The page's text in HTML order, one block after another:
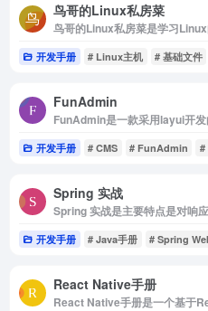
鸟哥的Linux私房菜
鸟哥的Linux私房菜是学习
开发手册 # Linux主机 # 基础文件
FunAdmin
FunAdmin是一款采用layui开
开发手册 # CMS # FunAdmin #
Spring 实战
Spring 实战是主要特点是对响
开发手册 # Java手册 # Spring
React Native手册
React Native手册是一个基于